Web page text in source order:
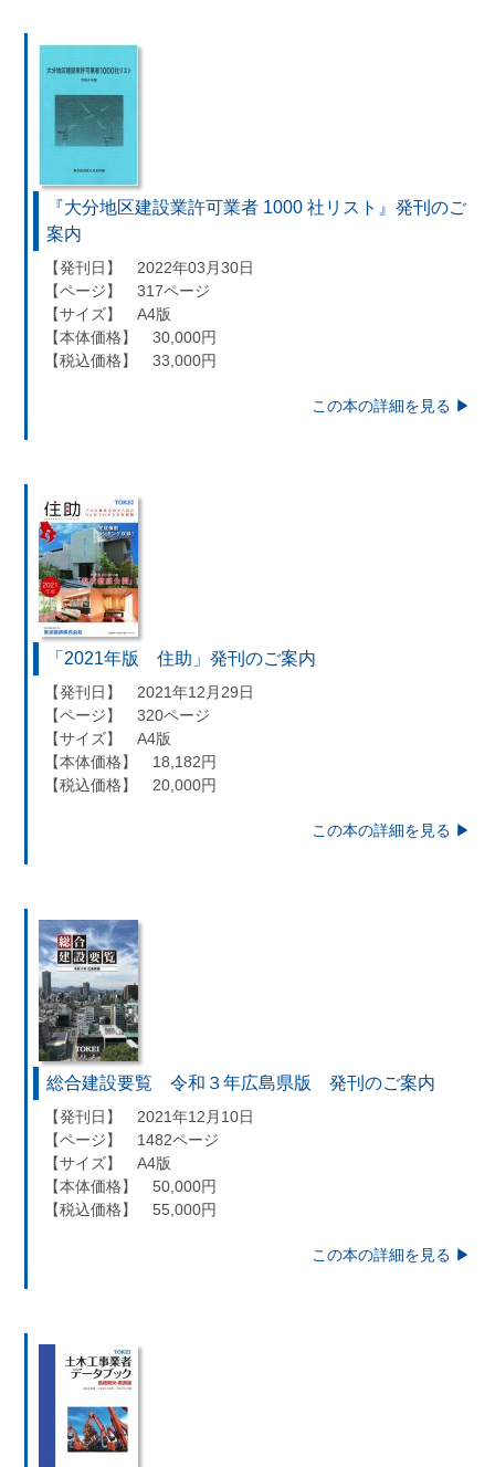
『大分地区建設業許可業者 1000 社リスト』発刊のご
案内
【発刊日】 2022年03月30日
【ページ】 317ページ
【サイズ】 A4版
【本体価格】 30,000円
【税込価格】 33,000円
この本の詳細を見る ▶︎
「2021年版 住助」発刊のご案内
【発刊日】 2021年12月29日
【ページ】 320ページ
【サイズ】 A4版
【本体価格】 18,182円
【税込価格】 20,000円
この本の詳細を見る ▶︎
総合建設要覧 令和３年広島県版 発刊のご案内
【発刊日】 2021年12月10日
【ページ】 1482ページ
【サイズ】 A4版
【本体価格】 50,000円
【税込価格】 55,000円
この本の詳細を見る ▶︎